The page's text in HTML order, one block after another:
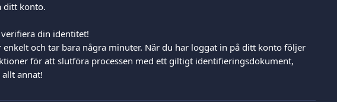
ditt konto.
din identitet!
och tar bara några minuter. När du har loggat in på ditt konto följer
för att slutföra processen med ett giltigt identifieringsdokument,
annat!